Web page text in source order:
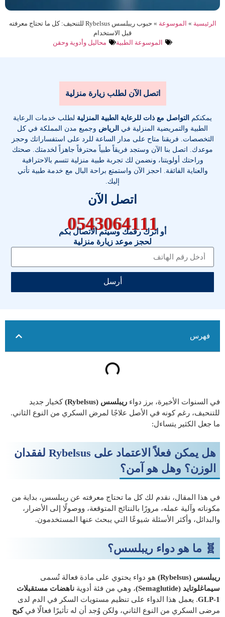
الرئيسية » الموسوعة »
حبوب ريبلسس Rybelsus للتنحيف: كل ما تحتاج معرفته
قبل الاستخدام
الموسوعة الطبية
محاليل وأدوية وحقن
اتصل الآن لطلب زيارة منزلية
يمكنكم التواصل مع ذات للرعاية الطبية المنزلية لطلب خدمات الرعاية
الطبية والتمريضية المنزلية في الرياض وجميع مدن المملكة في كل
التخصصات . فريقنا متاح على مدار الساعة للرد على استفساراتك وحجز
موعدك. اتصل بنا الآن وستجد فريقاً طبياً محترفاً جاهزاً لخدمتك. صحتك
وراحتك أولويتنا، ونضمن لك تجربة طبية منزلية تتسم بالاحترافية
والعناية الفائقة. احجز الآن واستمتع براحة البال مع خدمة طبية تأتي
إليك.
اتصل الآن
0543064111
أو اترك رقمك وسيتم الاتصال بكم
لحجز موعد زيارة منزلية
أرسل
فهرس
في السنوات الأخيرة، برز دواء ريبلسس (Rybelsus)
كخيار جديد
للتنحيف، رغم كونه في الأصل علاجًا لمرض السكري من النوع الثاني.
ما جعل الكثير يتساءل:
هل يمكن فعلاً الاعتماد على Rybelsus لفقدان
الوزن؟ وهل هو آمن؟
في هذا المقال، نقدم لك كل ما تحتاج معرفته عن ريبلسس، بداية من
مكوناته وآلية عمله، مرورًا بالنتائج المتوقعة، ووصولًا إلى الأضرار،
والبدائل، وأكثر الأسئلة شيوعًا التي يبحث عنها المستخدمون.
🧬 ما هو دواء ريبلسس؟
ريبلسس (Rybelsus)
هو دواء يحتوي على مادة فعالة تُسمى
سيماغلوتايد (Semaglutide)
، وهي من فئة أدوية ناهضات مستقبلات
GLP-1. يعمل هذا الدواء على تنظيم مستويات السكر في الدم لدى
مرضى السكري من النوع الثاني، ولكن وُجد أن له تأثيرًا فعالًا فيكبح